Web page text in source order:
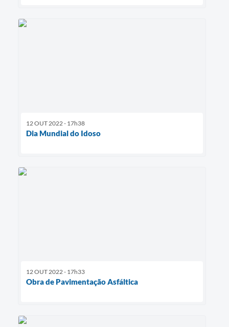
12 OUT 2022 - 17h38
Dia Mundial do Idoso
12 OUT 2022 - 17h33
Obra de Pavimentação Asfáltica